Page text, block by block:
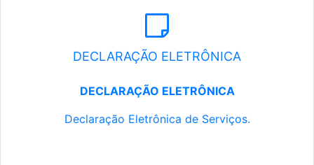
DECLARAÇÃO ELETRÔNICA
DECLARAÇÃO ELETRÔNICA
Declaração Eletrônica de Serviços.